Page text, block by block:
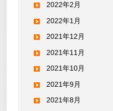
2022年2月
2022年1月
2021年12月
2021年11月
2021年10月
2021年9月
2021年8月